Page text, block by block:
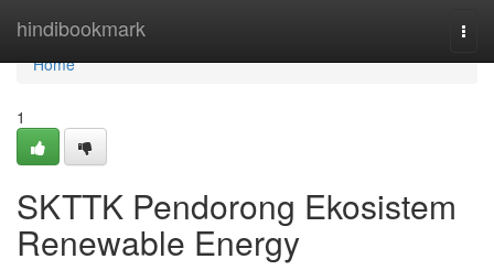
hindibookmark
Home
Home
1
SKTTK Pendorong Ekosistem
Renewable Energy